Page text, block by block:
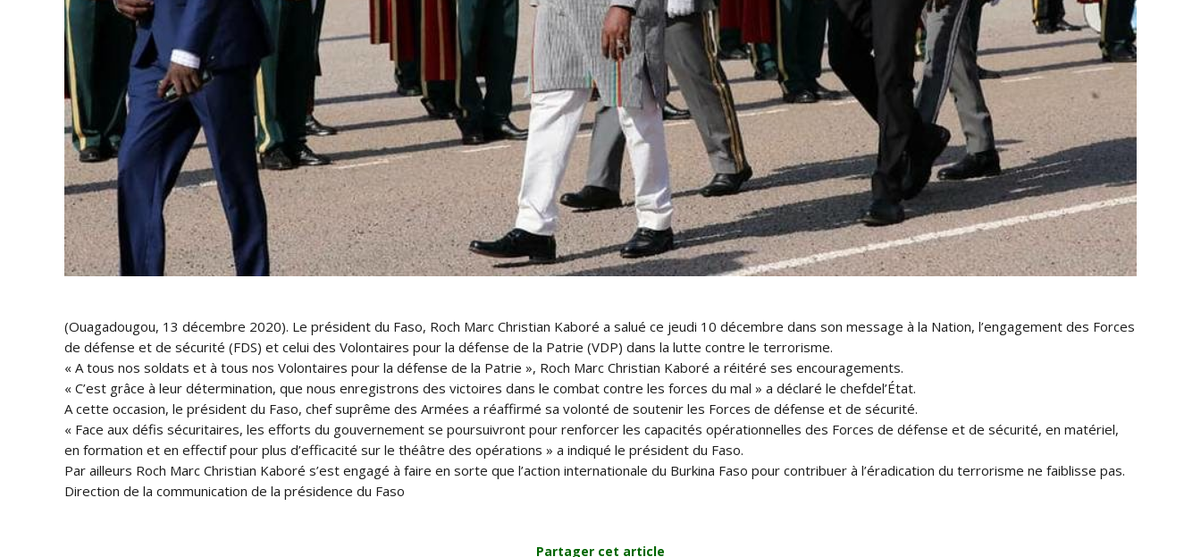
(Ouagadougou, 13 décembre 2020). Le président du Faso, Roch Marc Christian Kaboré a salué ce jeudi 10 décembre dans son message à la Nation, l’engagement des Forces
de défense et de sécurité (FDS) et celui des Volontaires pour la défense de la Patrie (VDP) dans la lutte contre le terrorisme.
« A tous nos soldats et à tous nos Volontaires pour la défense de la Patrie », Roch Marc Christian Kaboré a réitéré ses encouragements.
« C’est grâce à leur détermination, que nous enregistrons des victoires dans le combat contre les forces du mal » a déclaré le chefdel’État.
A cette occasion, le président du Faso, chef suprême des Armées a réaffirmé sa volonté de soutenir les Forces de défense et de sécurité.
« Face aux défis sécuritaires, les efforts du gouvernement se poursuivront pour renforcer les capacités opérationnelles des Forces de défense et de sécurité, en matériel,
en formation et en effectif pour plus d’efficacité sur le théâtre des opérations » a indiqué le président du Faso.
Par ailleurs Roch Marc Christian Kaboré s’est engagé à faire en sorte que l’action internationale du Burkina Faso pour contribuer à l’éradication du terrorisme ne faiblisse pas.
Direction de la communication de la présidence du Faso
Partager cet article